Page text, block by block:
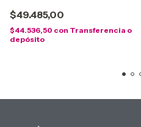
$49.485,00
$44.536,50 con Transferencia o
depósito